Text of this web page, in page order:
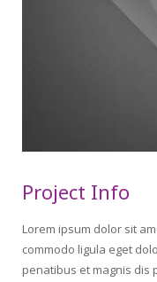
Project Info
Lorem ipsum dolor sit
commodo ligula eget
penatibus et magnis dis